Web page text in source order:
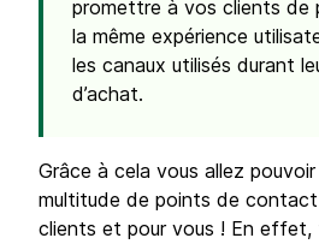
promettre à vos clients de
la même expérience
les canaux utilisés durant
d’achat.
Grâce à cela vous allez
multitude de points de
clients et pour vous ! En effet,